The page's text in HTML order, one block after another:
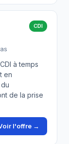
CDI
à temps
en
de la prise
l'offre →